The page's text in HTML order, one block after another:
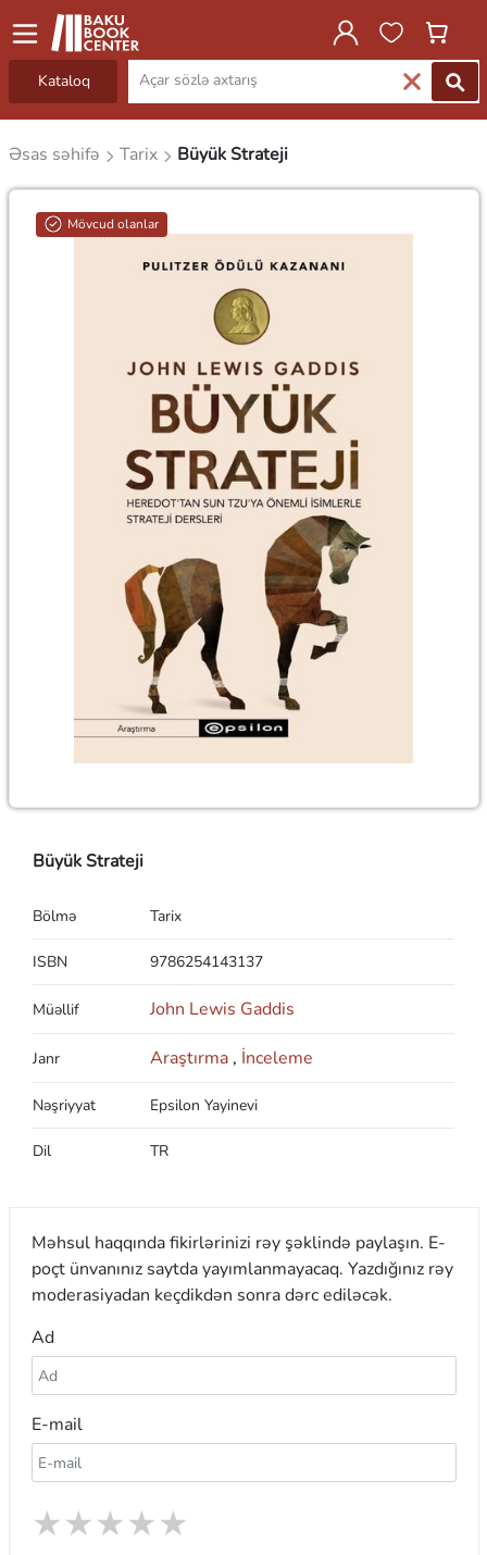
Kataloq
Əsas səhifə Tarix Büyük Strateji
Mövcud olanlar
Büyük Strateji
Bölmə Tarix
ISBN 9786254143137
Müəllif John Lewis Gaddis
Janr Araştırma , İnceleme
Nəşriyyat Epsilon Yayinevi
Dil TR
Məhsul haqqında fikirlərinizi rəy şəklində paylaşın. E-
poçt ünvanınız saytda yayımlanmayacaq. Yazdığınız rəy
moderasiyadan keçdikdən sonra dərc ediləcək.
Ad
E-mail
★
★
★
★
★